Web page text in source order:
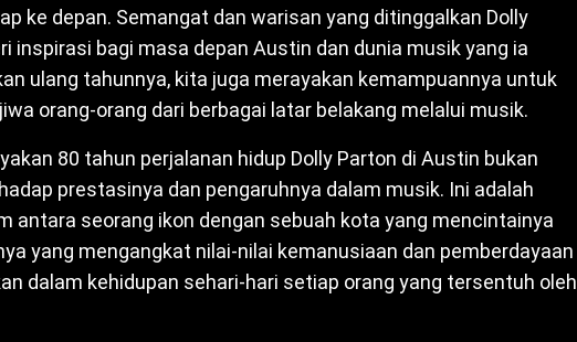
ke depan. Semangat dan warisan yang ditinggalkan Dolly
inspirasi bagi masa depan Austin dan dunia musik yang ia
ulang tahunnya, kita juga merayakan kemampuannya untuk
orang-orang dari berbagai latar belakang melalui musik.
80 tahun perjalanan hidup Dolly Parton di Austin bukan
prestasinya dan pengaruhnya dalam musik. Ini adalah
antara seorang ikon dengan sebuah kota yang mencintainya
yang mengangkat nilai-nilai kemanusiaan dan pemberdayaan
dalam kehidupan sehari-hari setiap orang yang tersentuh oleh